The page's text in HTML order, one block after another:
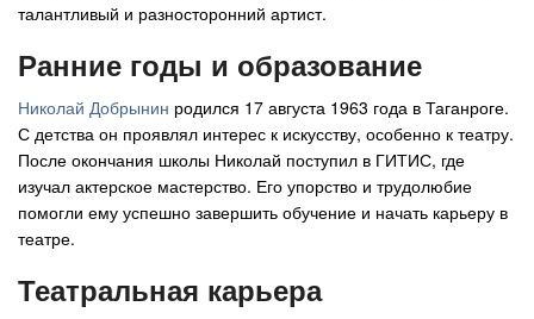
Контакты
талантливый и разносторонний артист.
Ранние годы и образование
Николай Добрынин родился 17 августа 1963 года в Таганроге.
С детства он проявлял интерес к искусству, особенно к театру.
После окончания школы Николай поступил в ГИТИС, где
изучал актерское мастерство. Его упорство и трудолюбие
помогли ему успешно завершить обучение и начать карьеру в
театре.
Театральная карьера